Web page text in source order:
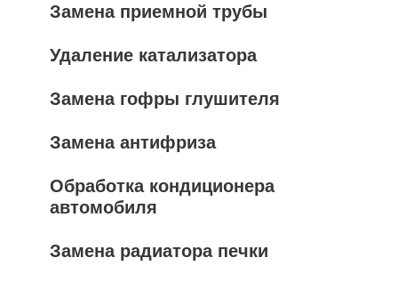
Замена приемной трубы
Удаление катализатора
Замена гофры глушителя
Замена антифриза
Обработка кондиционера
автомобиля
Замена радиатора печки